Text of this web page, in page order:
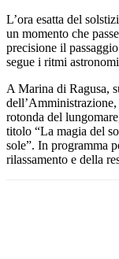
L’ora esatta del
un momento che
precisione il
segue i ritmi
A Marina di Ragusa,
rotonda del
titolo “La magia del
sole”. In programma
rilassamento e della